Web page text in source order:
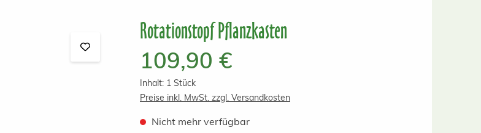
Rotationstopf Pflanzkasten
Regulärer Preis:
109,90 €
Inhalt: 1 Stück
Preise inkl. MwSt. zzgl. Versandkosten
Nicht mehr verfügbar